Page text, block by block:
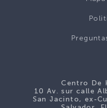
Centro De
10 Av. sur calle
San Jacinto, ex-